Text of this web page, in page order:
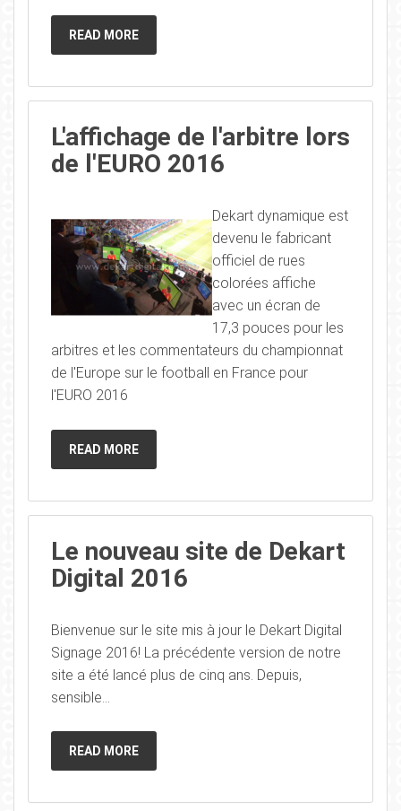
READ MORE
L'affichage de l'arbitre lors
de l'EURO 2016
Dekart dynamique est
devenu le fabricant
officiel de rues
colorées affiche
avec un écran de
17,3 pouces pour les
arbitres et les commentateurs du championnat
de l'Europe sur le football en France pour
l'EURO 2016
READ MORE
Le nouveau site de Dekart
Digital 2016
Bienvenue sur le site mis à jour le Dekart Digital
Signage 2016! La précédente version de notre
site a été lancé plus de cinq ans. Depuis,
sensible...
READ MORE